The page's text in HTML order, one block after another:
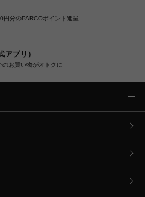
分のPARCOポイント進呈
プリ）
のお買い物がオトクに